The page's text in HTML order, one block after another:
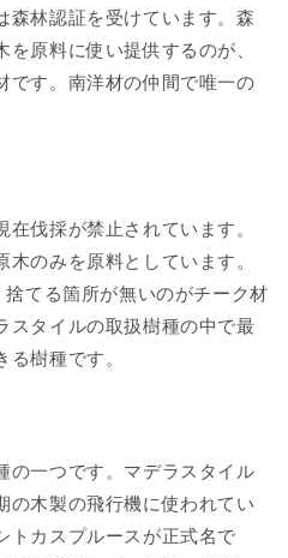
森林認証を受けています。森
原料に使い提供するのが、
です。南洋材の仲間で唯一の
伐採が禁止されています。
のみを原料としています。
てる箇所が無いのがチーク材
スタイルの取扱樹種の中で最
樹種です。
の一つです。マデラスタイル
の木製の飛行機に使われてい
トカスプルースが正式名で